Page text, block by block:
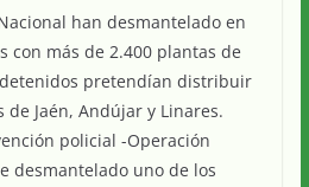
han desmantelado en
con más de 2.400 plantas de
pretendían distribuir
de Jaén, Andújar y Linares.
policial -Operación
desmantelado uno de los